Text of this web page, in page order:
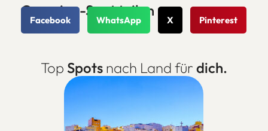
Camping-Spot teilen
Facebook WhatsApp X Pinterest
Top Spots nach Land für dich.